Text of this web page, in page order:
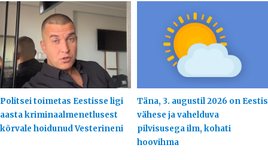
Politsei toimetas Eestisse ligi
aasta kriminaalmenetlusest
kõrvale hoidunud Vesterineni
Täna, 3. augustil 2026 on Eestis
vähese ja vahelduva
pilvisusega ilm, kohati
hoovihma